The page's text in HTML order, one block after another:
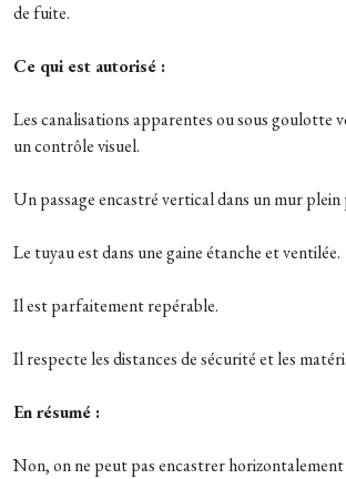
de fuite.
Ce qui est autorisé :
Les canalisations apparentes ou sous goulotte
un contrôle visuel.
Un passage encastré vertical dans un mur
Le tuyau est dans une gaine étanche et ventilée.
Il est parfaitement repérable.
Il respecte les distances de sécurité et les
En résumé :
Non, on ne peut pas encastrer horizontalement